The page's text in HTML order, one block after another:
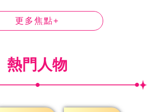
更多焦點+
熱門人物